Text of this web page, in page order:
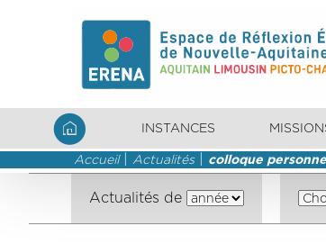
INSTANCES
Accueil Actualités colloque
Actualités de